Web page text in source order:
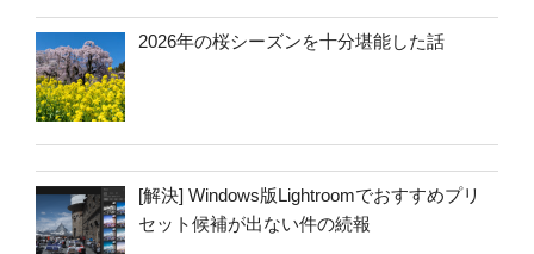
2026年の桜シーズンを十分堪能した話
[解決] Windows版Lightroomでおすすめプリ
セット候補が出ない件の続報